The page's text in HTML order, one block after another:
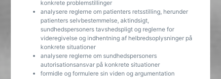
konkrete problemstillinger
analysere reglerne om patienters retsstilling, herunder
patienters selvbestemmelse, aktindsigt,
sundhedspersoners tavshedspligt og reglerne for
videregivelse og indhentning af helbredsoplysninger på
konkrete situationer
analysere reglerne om sundhedspersoners
autorisationsansvar på konkrete situationer
formidle og formulere sin viden og argumentation